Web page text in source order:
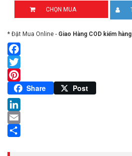
CHỌN MUA
* Đặt Mua Online - Giao Hàng COD kiểm
Facebook
Twitter
Pinterest
Share Post
LinkedIn
Email